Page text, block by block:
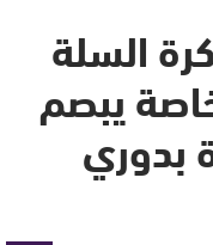
السلة
يبصم
بدوري